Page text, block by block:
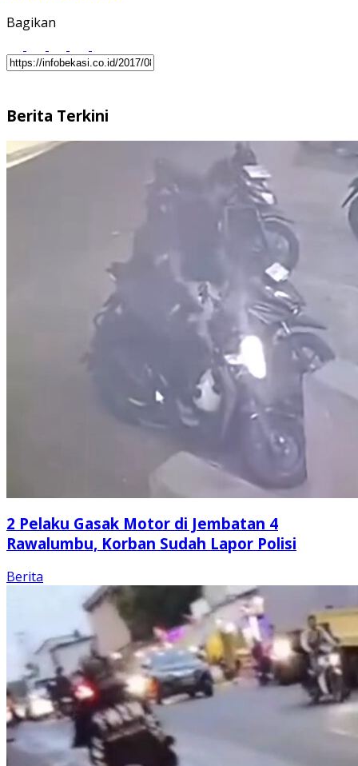
Bagikan
Berita Terkini
2 Pelaku Gasak Motor di Jembatan 4
Rawalumbu, Korban Sudah Lapor Polisi
Berita